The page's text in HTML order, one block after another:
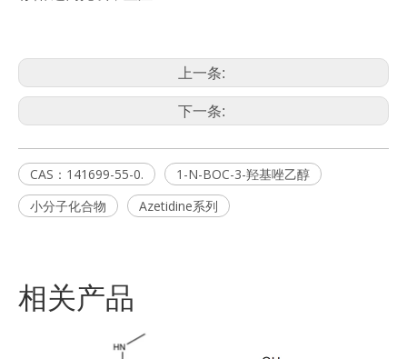
上一条:
下一条:
CAS：141699-55-0.
1-N-BOC-3-羟基唑乙醇
小分子化合物
Azetidine系列
相关产品